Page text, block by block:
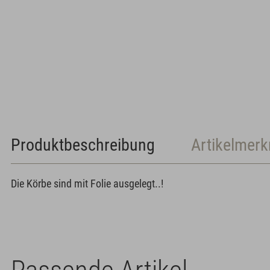
Produktbeschreibung
Die Körbe sind mit Folie ausgelegt..!